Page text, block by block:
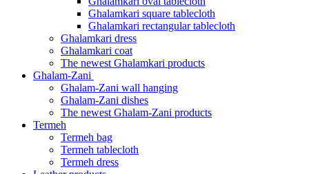
Ghalamkari square tablecloth
Ghalamkari rectangular tablecloth
Ghalamkari dress
Ghalamkari coat
The newest Ghalamkari products
Ghalam-Zani
Ghalam-Zani wall hanging
Ghalam-Zani dishes
The newest Ghalam-Zani products
Termeh
Termeh bag
Termeh tablecloth
Termeh dress